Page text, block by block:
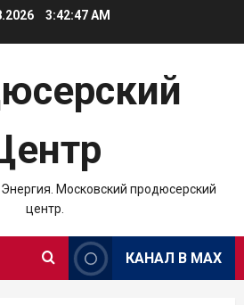
3:42:48 AM
Московский продюсерский
центр.
КАНАЛ В MAX